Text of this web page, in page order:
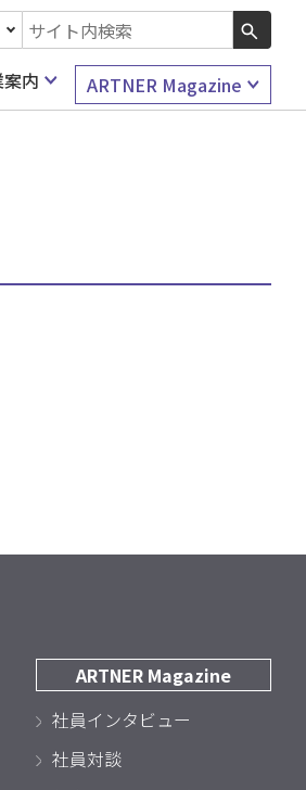
を選択
検索キーワード入力
内 ARTNER Magazine
ARTNER Magazine
社員インタビュー
社員対談